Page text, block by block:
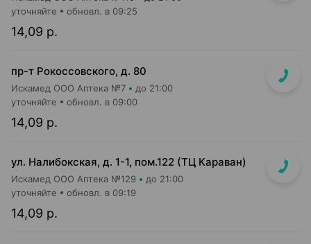
14,09 р.
уточняйте обновл. в 09:25
пр-т Рокоссовского, д. 80
Искамед ООО Аптека №7 до 21:00
14,09 р.
уточняйте обновл. в 09:00
ул. Налибокская, д. 1-1, пом.122 (ТЦ Караван)
Искамед ООО Аптека №129 до 21:00
14,09 р.
уточняйте обновл. в 09:19